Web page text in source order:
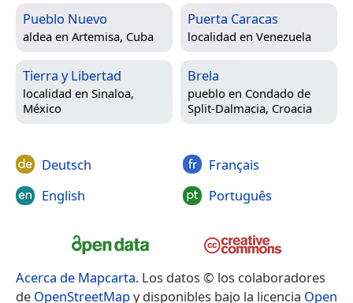
Pueblo Nuevo
aldea en Artemisa, Cuba
Puerta Caracas
localidad en Venezuela
Tierra y Libertad
localidad en Sinaloa,
México
Brela
pueblo en Condado de
Split-Dalmacia, Croacia
Deutsch
English
Français
Português
Acerca de Mapcarta. Los datos © los colaboradores
de OpenStreetMapy disponibles bajo la licencia Open